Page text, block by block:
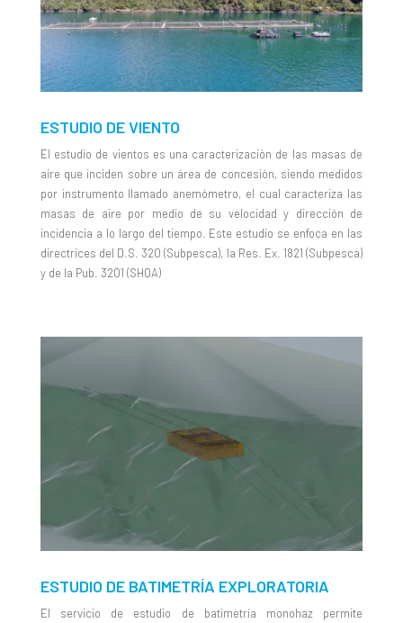
ESTUDIO DE VIENTO
El estudio de vientos es una caracterización de las masas de
aire que inciden sobre un área de concesión, siendo medidos
por instrumento llamado anemómetro, el cual caracteriza las
masas de aire por medio de su velocidad y dirección de
incidencia a lo largo del tiempo. Este estudio se enfoca en las
directrices del D.S. 320 (Subpesca), la Res. Ex. 1821 (Subpesca)
y de la Pub. 3201 (SHOA)
ESTUDIO DE BATIMETRÍA EXPLORATORIA
El servicio de estudio de batimetría monohaz permite